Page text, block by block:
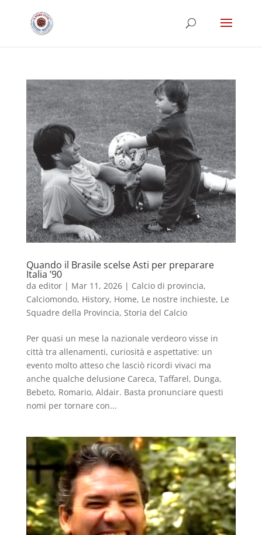
Quando il Brasile scelse Asti per preparare
Italia ’90
da editor| Mar 11, 2026| Calcio di provincia,
Calciomondo, History, Home, Le nostre inchieste, Le
Squadre della Provincia, Storia del Calcio
Per quasi un mese la nazionale verdeoro visse in
città tra allenamenti, curiosità e aspettative: un
evento molto atteso che lasciò ricordi vivaci ma
anche qualche delusione Careca, Taffarel, Dunga,
Bebeto, Romario, Aldair. Basta pronunciare questi
nomi per tornare con...